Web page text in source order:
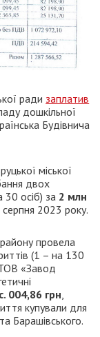
ради заплатив
дошкільної
Будівнича
міської
двох
30 осіб) за 2 млн
серпня 2023 року.
провела
(1 – на 130
«Завод
004,86 грн,
купували для
Барашівського.